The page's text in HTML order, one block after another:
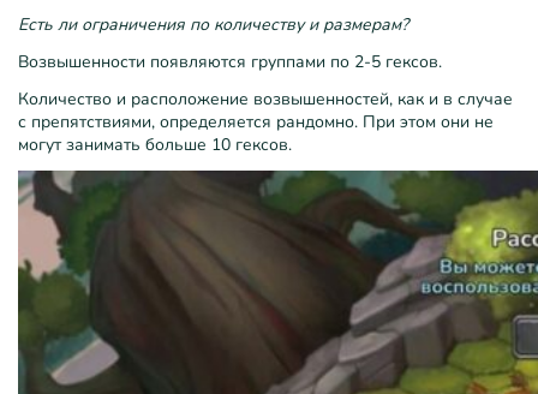
Есть ли ограничения по количеству и размерам?
Возвышенности появляются группами по 2-5 гексов.
Количество и расположение возвышенностей, как и в случае
с препятствиями, определяется рандомно. При этом они не
могут занимать больше 10 гексов.